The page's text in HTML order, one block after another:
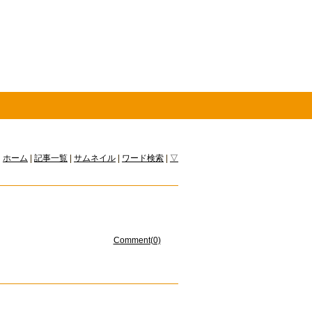
ホーム 記事一覧 サムネイル ワード検索 ▽
Comment(0)